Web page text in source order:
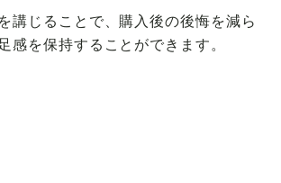
講じることで、購入後の後悔を減ら
感を保持することができます。